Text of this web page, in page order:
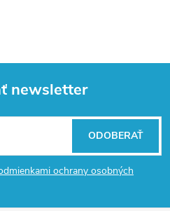
newsletter
ochrany osobných
ODOBERAŤ